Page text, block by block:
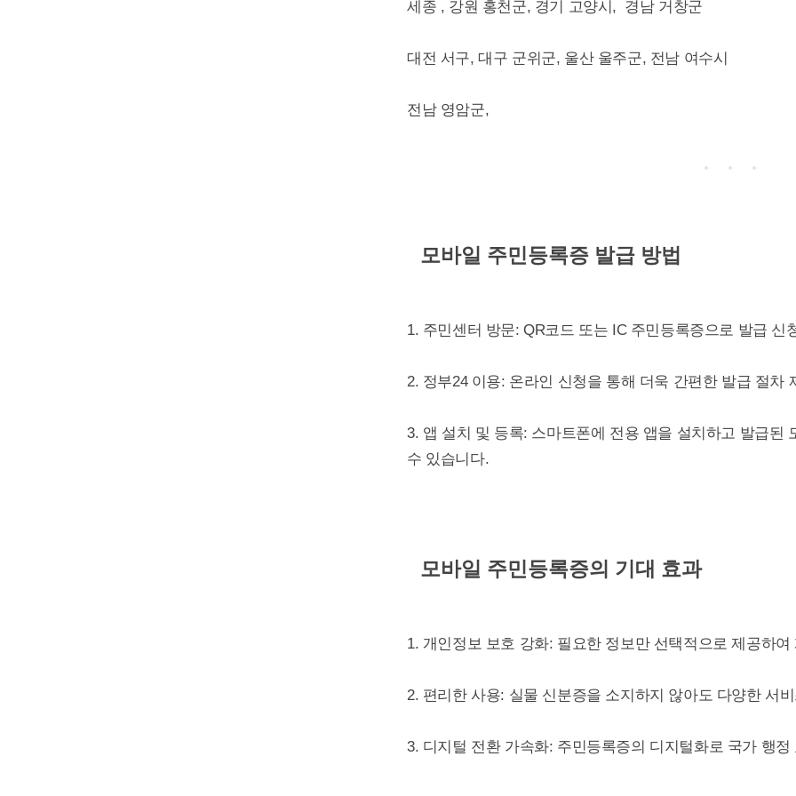
세종 , 강원 홍천군, 경기 고양시, 경남 거창군
대전 서구, 대구 군위군, 울산 울주군, 전남 여수시
전남 영암군,
모바일 주민등록증 발급 방법
1. 주민센터 방문: QR코드 또는 IC 주민등록증으로 발급 신
2. 정부24 이용: 온라인 신청을 통해 더욱 간편한 발급 절차
3. 앱 설치 및 등록: 스마트폰에 전용 앱을 설치하고 발급된
수 있습니다.
모바일 주민등록증의 기대 효과
1. 개인정보 보호 강화: 필요한 정보만 선택적으로 제공하
2. 편리한 사용: 실물 신분증을 소지하지 않아도 다양한 서
3. 디지털 전환 가속화: 주민등록증의 디지털화로 국가 행정